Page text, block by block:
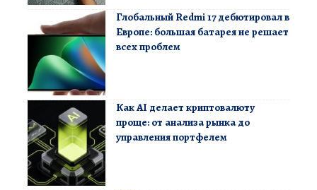
Глобальный Redmi 17 дебютировал в
Европе: большая батарея не решает
всех проблем
Как AI делает криптовалюту
проще: от анализа рынка до
управления портфелем